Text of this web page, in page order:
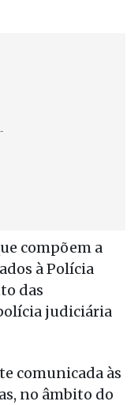
compõem a
à Polícia
das
judiciária
comunicada às
no âmbito do